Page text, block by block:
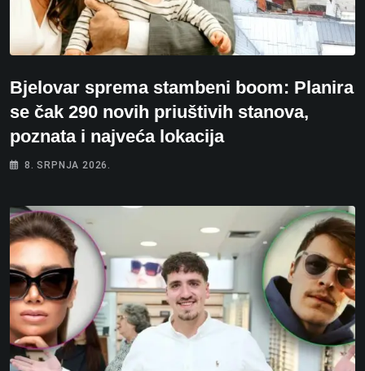
Bjelovar sprema stambeni boom: Planira
se čak 290 novih priuštivih stanova,
poznata i najveća lokacija
8. SRPNJA 2026.